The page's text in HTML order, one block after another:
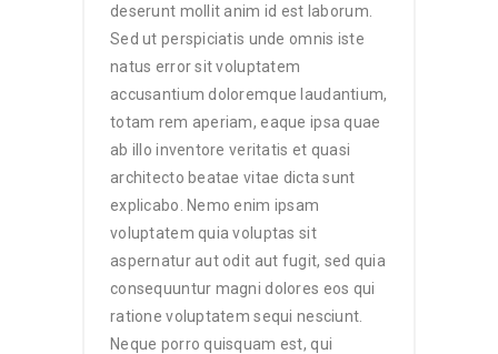
deserunt mollit anim id est laborum.
Sed ut perspiciatis unde omnis iste
natus error sit voluptatem
accusantium doloremque laudantium,
totam rem aperiam, eaque ipsa quae
ab illo inventore veritatis et quasi
architecto beatae vitae dicta sunt
explicabo. Nemo enim ipsam
voluptatem quia voluptas sit
aspernatur aut odit aut fugit, sed quia
consequuntur magni dolores eos qui
ratione voluptatem sequi nesciunt.
Neque porro quisquam est, qui